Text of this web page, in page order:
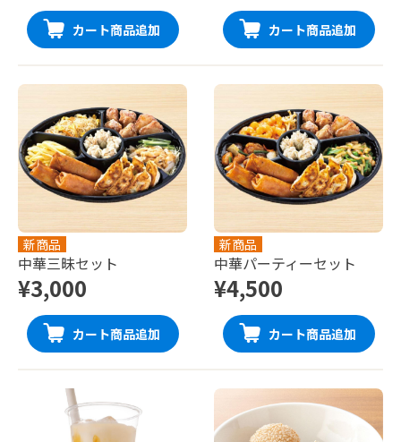
カート商品追加 カート商品追加
新商品
中華三昧セット
¥3,000
カート商品追加
新商品
中華パーティーセット
¥4,500
カート商品追加